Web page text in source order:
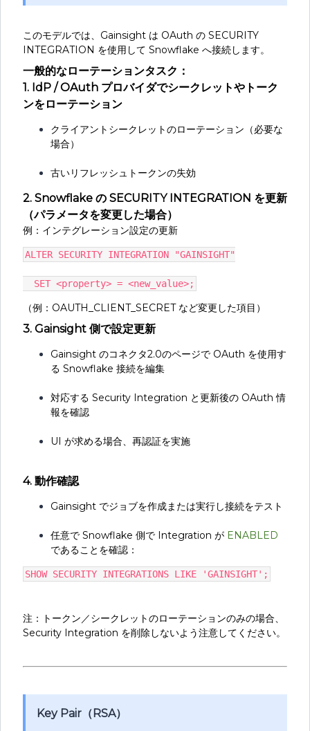
このモデルでは、Gainsight は OAuth の SECURITY
INTEGRATION を使用して Snowflake へ接続します。
一般的なローテーションタスク：
1. IdP / OAuth プロバイダでシークレットやトーク
ンをローテーション
クライアントシークレットのローテーション（必要な
場合）
古いリフレッシュトークンの失効
2. Snowflake の SECURITY INTEGRATION を更新
（パラメータを変更した場合）
例：インテグレーション設定の更新​​
ALTER SECURITY INTEGRATION "GAINSIGHT"
SET <property> = <new_value>;
（例：OAUTH_CLIENT_SECRET など変更した項目）
3. Gainsight 側で設定更新
Gainsight のコネクタ2.0のページで OAuth を使用す
る Snowflake 接続を編集
対応する Security Integration と更新後の OAuth 情
報を確認
UI が求める場合、再認証を実施
4. 動作確認
Gainsight でジョブを作成または実行し接続をテスト
任意で Snowflake 側で Integration が ENABLED
であることを確認：
SHOW SECURITY INTEGRATIONS LIKE 'GAINSIGHT';
注：トークン／シークレットのローテーションのみの場合、
Security Integration を削除しないよう注意してください。
Key Pair（RSA）